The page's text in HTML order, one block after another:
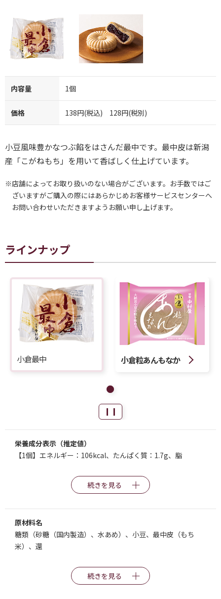
内容量 1個
価格 138円(税込) 128円(税別)
小豆風味豊かなつぶ餡をはさんだ最中です。最中皮は新潟
産「こがねもち」を用いて香ばしく仕上げています。
※店舗によってお取り扱いのない場合がございます。お手数ではご
ざいますがご購入の際にはあらかじめお客様サービスセンターへ
お問い合わせいただきますようお願い申し上げます。
ラインナップ
小倉最中 小倉粒あんもなか
栄養成分表示（推定値）
【1個】エネルギー：106kcal、たんぱく質：1.7g、脂
続きを見る
原材料名
糖類（砂糖（国内製造）、水あめ）、小豆、最中皮（もち
米）、還
続きを見る